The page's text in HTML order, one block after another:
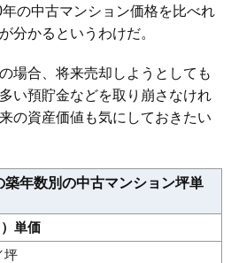
の中古マンション価格を比べれ
分かるというわけだ。
場合、将来売却しようとしても
い預貯金などを取り崩さなけれ
の資産価値も気にしておきたい
年数別の中古マンション坪単
単価
坪